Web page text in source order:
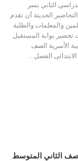
الثاني يسر
الحديثة أن تقدم
والمعلمات والطلبة
تحضير بوابة المستقبل
الأسرية الصف
الفصل…
الثاني المتوسط